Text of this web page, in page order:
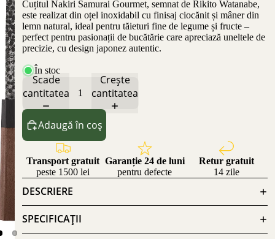
Cuțitul Nakiri Samurai Gourmet, semnat de Rikito Watanabe,
este realizat din oțel inoxidabil cu finisaj ciocănit și mâner din
lemn natural, ideal pentru tăieturi fine de legume și fructe –
perfect pentru pasionații de bucătărie care apreciază uneltele de
precizie, cu design japonez autentic.
În stoc
Scade
cantitatea
Crește
cantitatea
Adaugă în coș
Transport gratuit
peste 1500 lei
Garanție 24 de luni
pentru defecte
Retur gratuit
14 zile
DESCRIERE
SPECIFICAȚII